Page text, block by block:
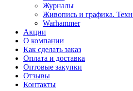
Журналы
Живопись и графика.
Warhammer
Акции
О компании
Как сделать заказ
Оплата и доставка
Оптовые закупки
Отзывы
Контакты